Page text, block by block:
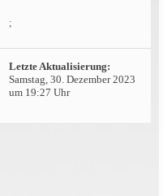
Letzte Aktualisierung:
Samstag, 30. Dezember 2023
um 19:27 Uhr
;